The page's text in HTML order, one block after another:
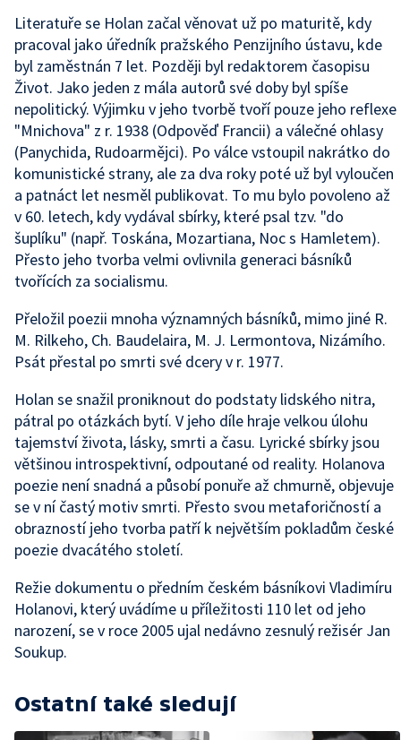
Literatuře se Holan začal věnovat už po maturitě, kdy
pracoval jako úředník pražského Penzijního ústavu, kde
byl zaměstnán 7 let. Později byl redaktorem časopisu
Život. Jako jeden z mála autorů své doby byl spíše
nepolitický. Výjimku v jeho tvorbě tvoří pouze jeho reflexe
"Mnichova" z r. 1938 (Odpověď Francii) a válečné ohlasy
(Panychida, Rudoarmějci). Po válce vstoupil nakrátko do
komunistické strany, ale za dva roky poté už byl vyloučen
a patnáct let nesměl publikovat. To mu bylo povoleno až
v 60. letech, kdy vydával sbírky, které psal tzv. "do
šuplíku" (např. Toskána, Mozartiana, Noc s Hamletem).
Přesto jeho tvorba velmi ovlivnila generaci básníků
tvořících za socialismu.
Přeložil poezii mnoha významných básníků, mimo jiné R.
M. Rilkeho, Ch. Baudelaira, M. J. Lermontova, Nizámího.
Psát přestal po smrti své dcery v r. 1977.
Holan se snažil proniknout do podstaty lidského nitra,
pátral po otázkách bytí. V jeho díle hraje velkou úlohu
tajemství života, lásky, smrti a času. Lyrické sbírky jsou
většinou introspektivní, odpoutané od reality. Holanova
poezie není snadná a působí ponuře až chmurně, objevuje
se v ní častý motiv smrti. Přesto svou metaforičností a
obrazností jeho tvorba patří k největším pokladům české
poezie dvacátého století.
Režie dokumentu o předním českém básníkovi Vladimíru
Holanovi, který uvádíme u příležitosti 110 let od jeho
narození, se v roce 2005 ujal nedávno zesnulý režisér Jan
Soukup.
Ostatní také sledují